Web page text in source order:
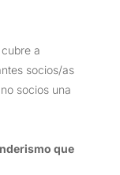
a
socios/as
socios una
que